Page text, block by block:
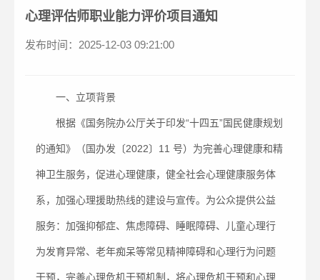
心理评估师职业能力评价项目通知
发布时间：2025-12-03 09:21:00
一、立项背景
根据《国务院办公厅关于印发“十四五”国民健康规划
的通知》（国办发〔2022〕11 号）为完善心理健康和精
神卫生服务，促进心理健康，健全社会心理健康服务体
系，加强心理援助热线的建设与宣传。为公众提供公益
服务：加强抑郁症、焦虑障碍、睡眠障碍、儿童心理行
为发育异常、老年痴呆等常见精神障碍和心理行为问题
干预，完善心理危机干预机制，将心理危机干预和心理